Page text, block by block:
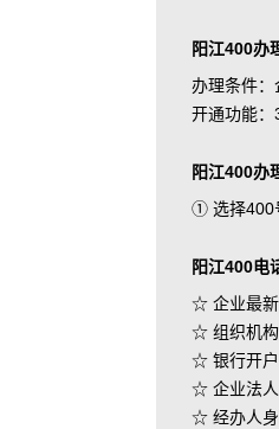
阳江400办
办理条件
开通功能
阳江400办
① 选择400
阳江400电
☆ 企业最
☆ 组织机构
☆ 银行开
☆ 企业法
☆ 经办人身